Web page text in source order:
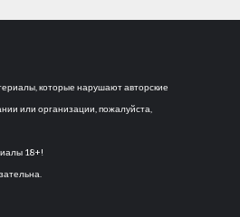
которые нарушают авторские
или организации, пожалуйста,
18+!